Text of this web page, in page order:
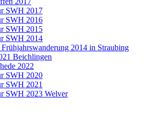
SWH 2017
SWH 2016
SWH 2015
SWH 2014
2014 in Straubing
Beichlingen
2022
SWH 2020
SWH 2021
SWH 2023 Welver